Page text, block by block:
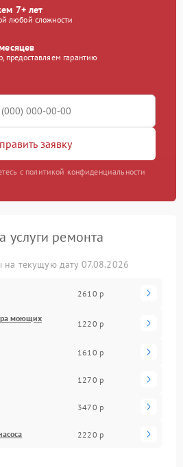
7+ лет
любой сложности
предоставляем гарантию
заявку
с политикой конфиденциальности
услуги ремонта
на текущую дату 07.08.2026
2610 р
моющих
1220 р
1610 р
1270 р
3470 р
2220 р